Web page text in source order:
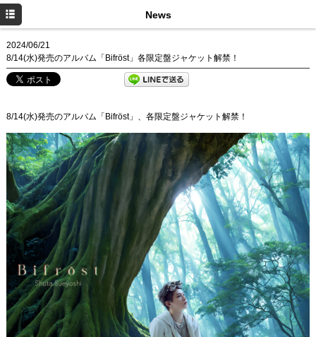
News
2024/06/21
8/14(水)発売のアルバム「Bifröst」各限定盤ジャケット解禁！
8/14(水)発売のアルバム「Bifröst」、各限定盤ジャケット解禁！
Profile
News
Disc
Movie
Goods
Twitter
Instagram
Twitter Staff
Instagram Staff